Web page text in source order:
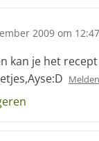
2009 om 12:47
kan je het
Melden